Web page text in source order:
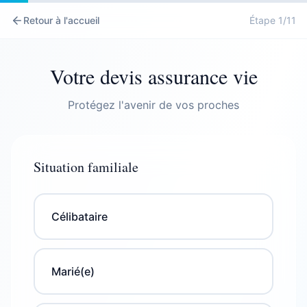
Retour à l'accueil Étape 1/11
Votre devis assurance vie
Protégez l'avenir de vos proches
Situation familiale
Célibataire
Marié(e)
Aucun
1 enfant
Salarié(e)
Indépendant(e)
Non fumeur
Fumeur
50 000€
100 000€
Conjoint
Enfants
Décès accidentel
Invalidité totale
Date de naissance